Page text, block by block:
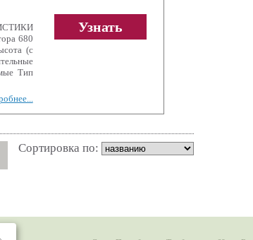
Узнать
680
(с
Тип
Сортировка по: